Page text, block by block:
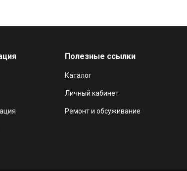
Полезные ссылки
Каталог
Личный кабинет
Ремонт и обсуживание